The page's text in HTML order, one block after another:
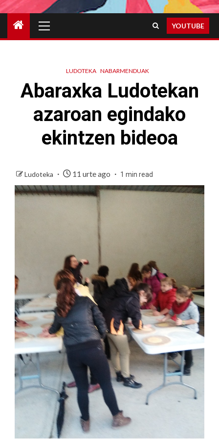
Menu
YOUTUBE
LUDOTEKA NABARMENDUAK
Abaraxka Ludotekan
azaroan egindako
ekintzen bideoa
Ludoteka 11 urte ago 1 min read